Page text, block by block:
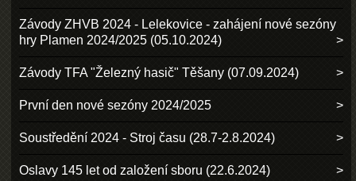
Závody ZHVB 2024 - Lelekovice - zahájení nové sezóny
hry Plamen 2024/2025 (05.10.2024)
Závody TFA "Železný hasič" Těšany (07.09.2024)
První den nové sezóny 2024/2025
Soustředění 2024 - Stroj času (28.7-2.8.2024)
Oslavy 145 let od založení sboru (22.6.2024)